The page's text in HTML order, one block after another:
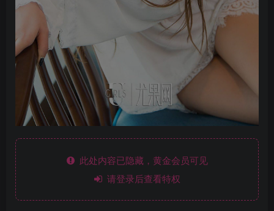
此处内容已隐藏，黄金会员可见
请登录后查看特权